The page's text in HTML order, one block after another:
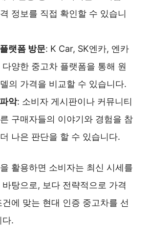
정보를 직접 확인할 수 있습니
랫폼 방문: K Car, SK엔카, 엔카
다양한 중고차 플랫폼을 통해 원
의 가격을 비교할 수 있습니다.
악: 소비자 게시판이나 커뮤니티
구매자들의 이야기와 경험을 참
나은 판단을 할 수 있습니다.
활용하면 소비자는 최신 시세를
탕으로, 보다 전략적으로 가격
에 맞는 현대 인증 중고차를 선
다.